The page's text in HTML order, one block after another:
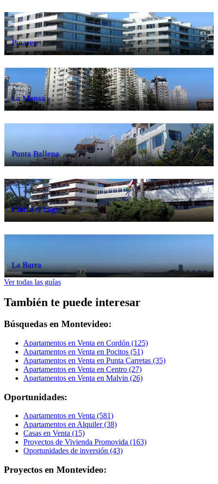
Pinares
La Mansa
Punta Ballena
Club del Lago
La Barra
Ver todas las guías
También te puede interesar
Búsquedas en Montevideo:
Apartamentos en Venta en Cordón (125)
Apartamentos en Venta en Pocitos (51)
Apartamentos en Venta en Punta Carretas (35)
Apartamentos en Venta en Centro (27)
Apartamentos en Venta en Malvin (26)
Oportunidades:
Apartamentos en Venta (581)
Apartamentos en Alquiler (38)
Casas en Venta (15)
Proyectos de Vivienda Promovida (163)
Oportunidades de inversión (43)
Proyectos en Montevideo: